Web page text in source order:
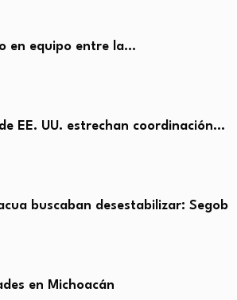
en equipo entre la…
EE. UU. estrechan coordinación…
buscaban desestabilizar: Segob
en Michoacán